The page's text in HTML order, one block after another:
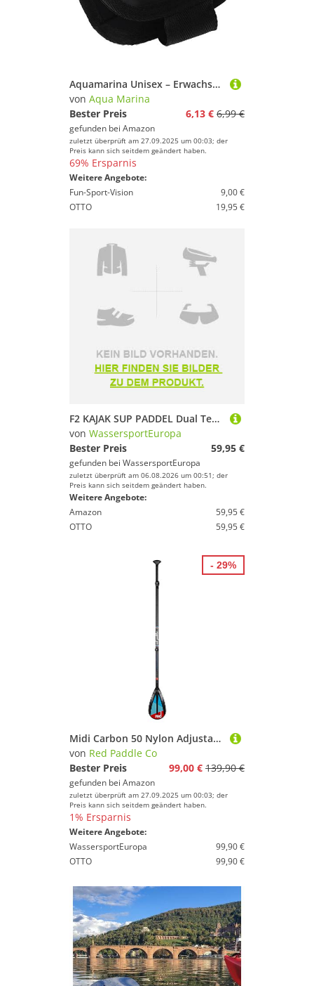
Aquamarina Unisex – Erwachsene Door Paddle Port, Multicolor, Uni
von Aqua Marina
Bester Preis
6,13 € 6,99 €
gefunden bei Amazon
zuletzt überprüft am 27.09.2025 um 00:03; der
Preis kann sich seitdem geändert haben.
69% Ersparnis
Weitere Angebote:
Fun-Sport-Vision
9,00 €
OTTO
19,95 €
F2 KAJAK SUP PADDEL Dual Tech 2in1 Kayak 4-teilig bis 215cm verstellbar
von WassersportEuropa
Bester Preis
59,95 €
gefunden bei WassersportEuropa
zuletzt überprüft am 06.08.2026 um 00:51; der
Preis kann sich seitdem geändert haben.
Weitere Angebote:
Amazon
59,95 €
OTTO
59,95 €
Midi Carbon 50 Nylon Adjustable Sup Paddel 3 STK
von Red Paddle Co
Bester Preis
99,00 € 139,90 €
gefunden bei Amazon
zuletzt überprüft am 27.09.2025 um 00:03; der
Preis kann sich seitdem geändert haben.
1% Ersparnis
Weitere Angebote:
WassersportEuropa
99,90 €
OTTO
99,90 €
- 29%